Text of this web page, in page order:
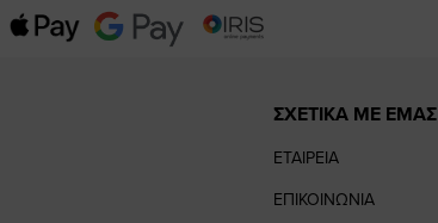
ΣΧΕΤΙΚΑ ΜΕ ΕΜΑΣ
ΕΤΑΙΡΕΙΑ
ΕΠΙΚΟΙΝΩΝΙΑ